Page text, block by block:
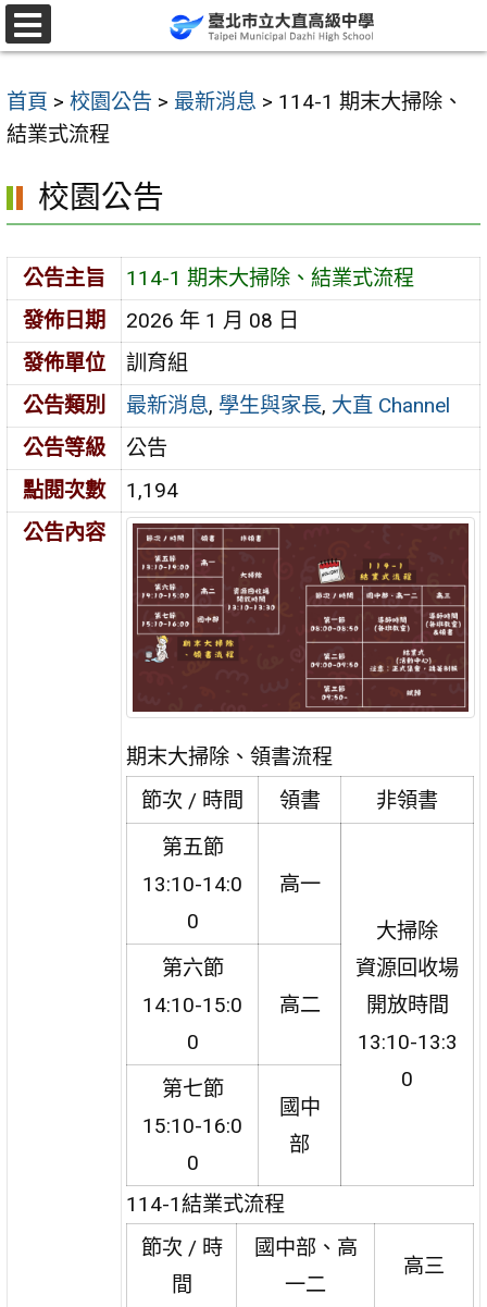
跳
至
要
內
區
首頁 > 校園公告 > 最新消息 > 114-1 期末大掃除、
結業式流程
校園公告
公告主旨
114-1 期末大掃除、結業式流程
發佈日期
2026 年 1 月 08 日
發佈單位
訓育組
公告類別
最新消息, 學生與家長, 大直 Channel
公告等級
公告
點閱次數
1,194
公告內容
期末大掃除、領書流程
節次 / 時間
領書
非領書
第五節
13:10-14:0
0
高一
大掃除
資源回收場
開放時間
13:10-13:3
0
第六節
14:10-15:0
0
高二
第七節
15:10-16:0
0
國中
部
114-1結業式流程
節次 / 時
間
國中部、高
一二
高三
選
單